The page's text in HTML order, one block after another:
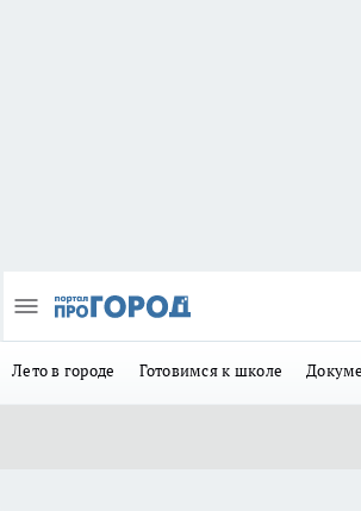
Лето в городе Готовимся к школе